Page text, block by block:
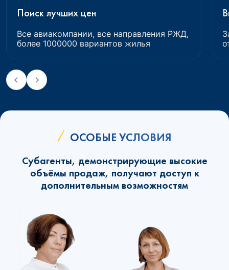
Поиск лучших цен
Все авиакомпании, все направления РЖД,
более 1000000 вариантов жилья
ОСОБЫЕ УСЛОВИЯ
Субагенты, демонстрирующие высокие
объёмы продаж, получают доступ к
дополнительным возможностям